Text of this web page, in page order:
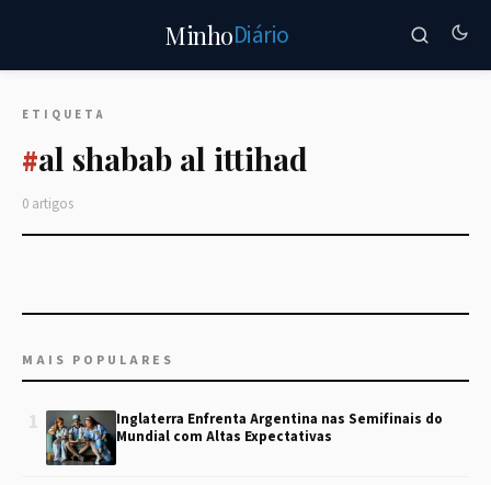
MinhoDiário
ETIQUETA
#al shabab al ittihad
0 artigos
MAIS POPULARES
1
Inglaterra Enfrenta Argentina nas Semifinais do
Mundial com Altas Expectativas